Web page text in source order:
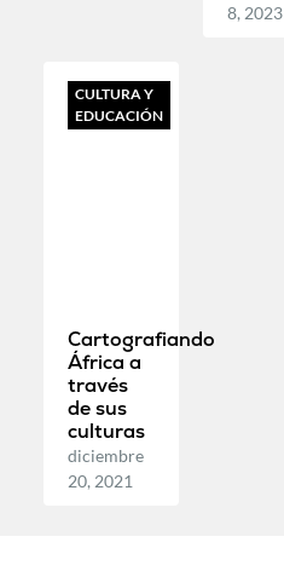
8, 2023
CULTURA Y
EDUCACIÓN
Cartografiando
África a
través
de sus
culturas
diciembre
20, 2021